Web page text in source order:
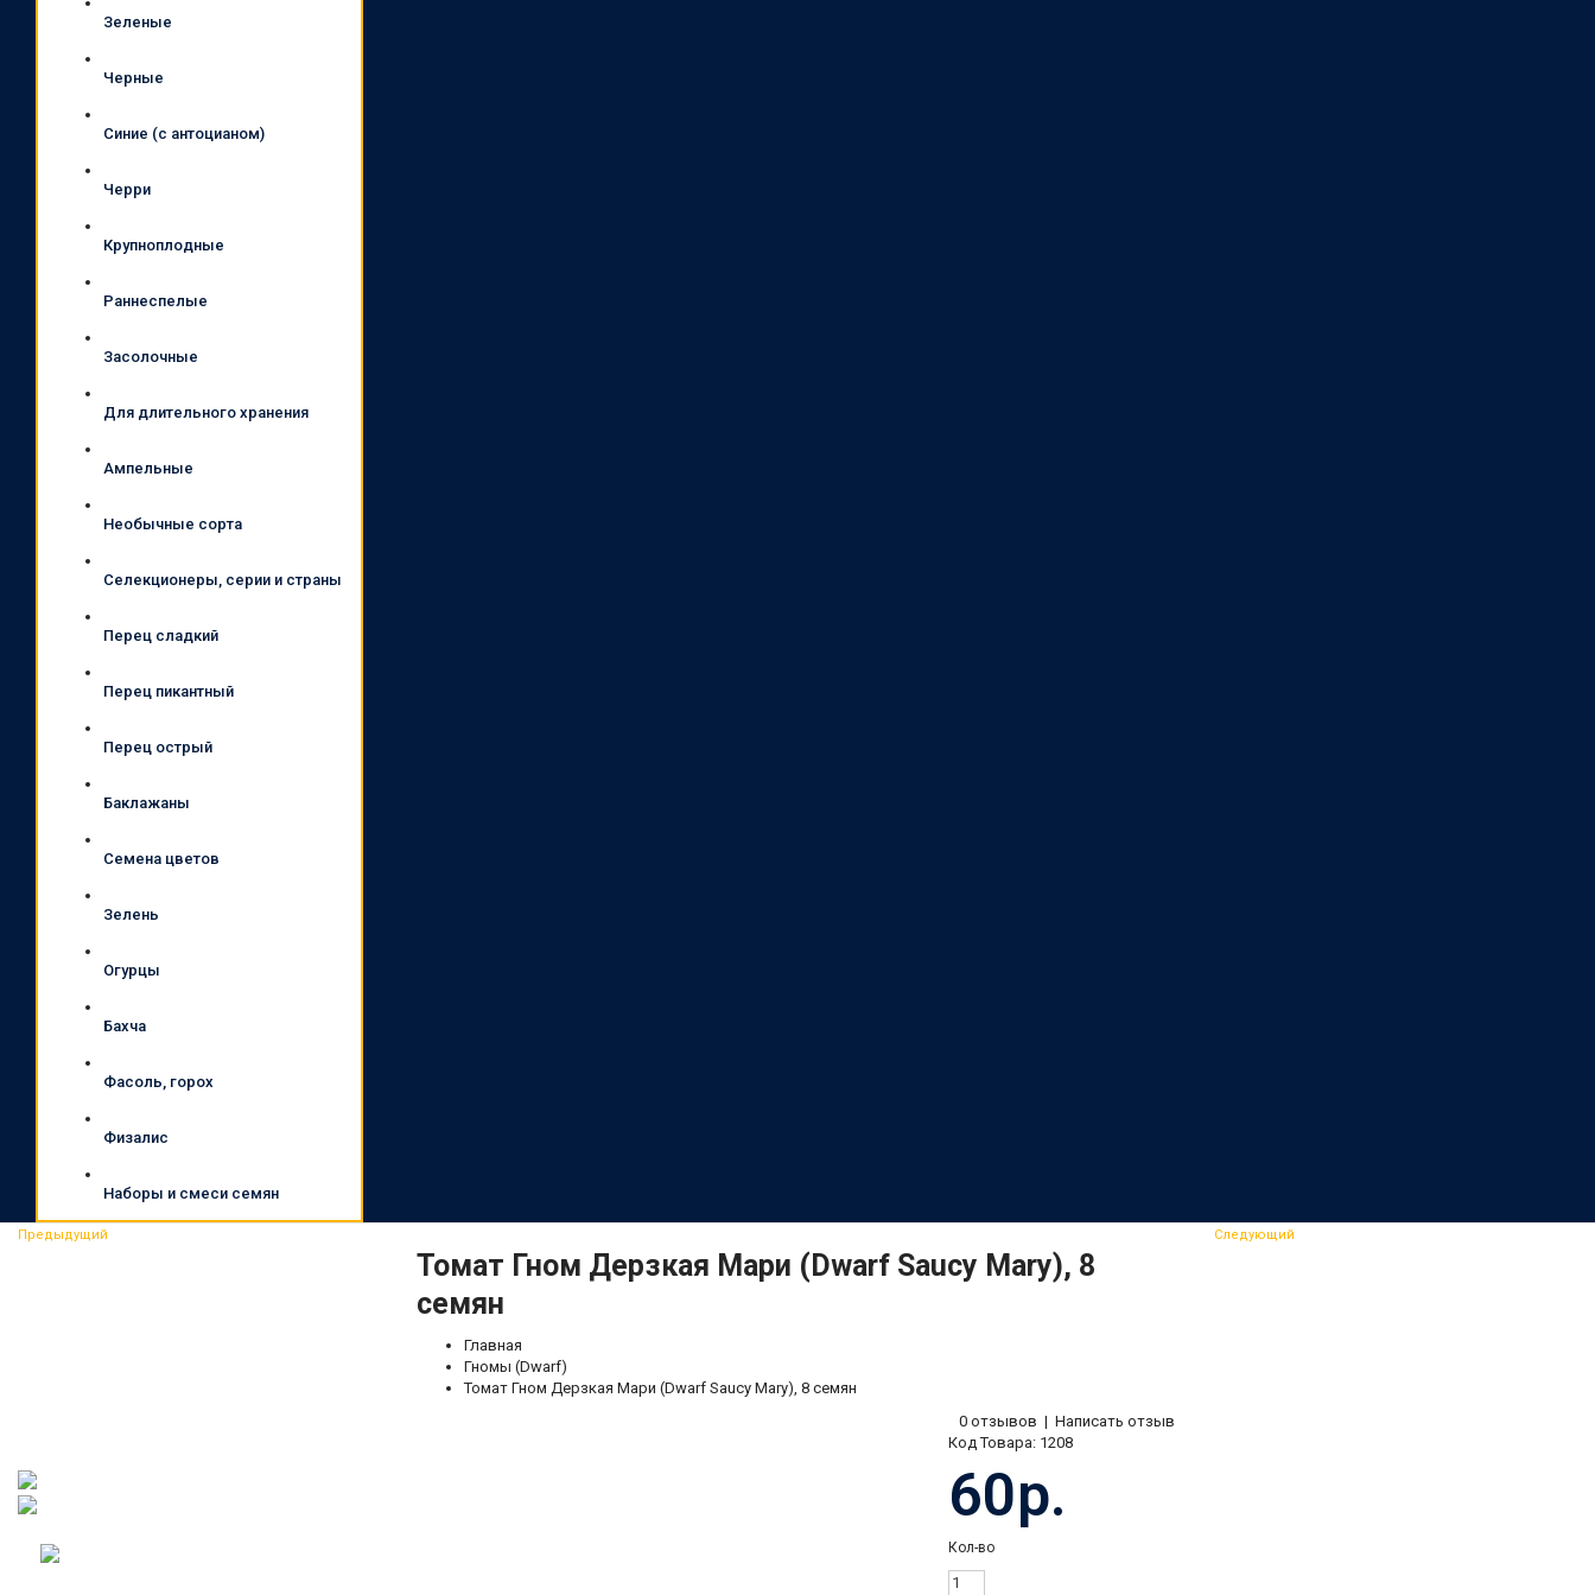
Зеленые
Черные
Синие (с антоцианом)
Черри
Крупноплодные
Раннеспелые
Засолочные
Для длительного хранения
Ампельные
Необычные сорта
Селекционеры, серии и страны
Перец сладкий
Перец пикантный
Перец острый
Баклажаны
Семена цветов
Зелень
Огурцы
Бахча
Фасоль, горох
Физалис
Наборы и смеси семян
Предыдущий
Томат Гном Дерзкая Мари (Dwarf Saucy Mary), 8
семян
Главная
Гномы (Dwarf)
Томат Гном Дерзкая Мари (Dwarf Saucy Mary), 8 семян
Следующий
0 отзывов | Написать отзыв
Код Товара: 1208
60р.
Кол-во